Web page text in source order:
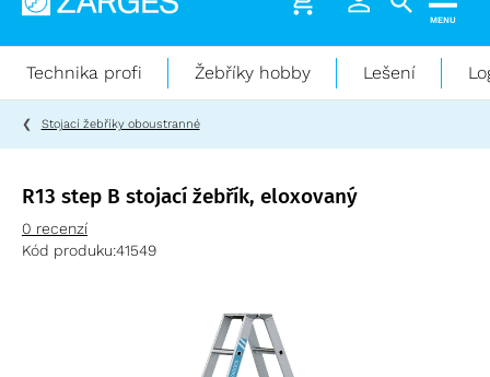
Technika
práci
výškách
MENU
Technika profi Žebříky hobby Lešení
Stojací žebříky oboustranné
R13 step B stojací žebřík, eloxovaný
0 recenzí
Kód produku:41549